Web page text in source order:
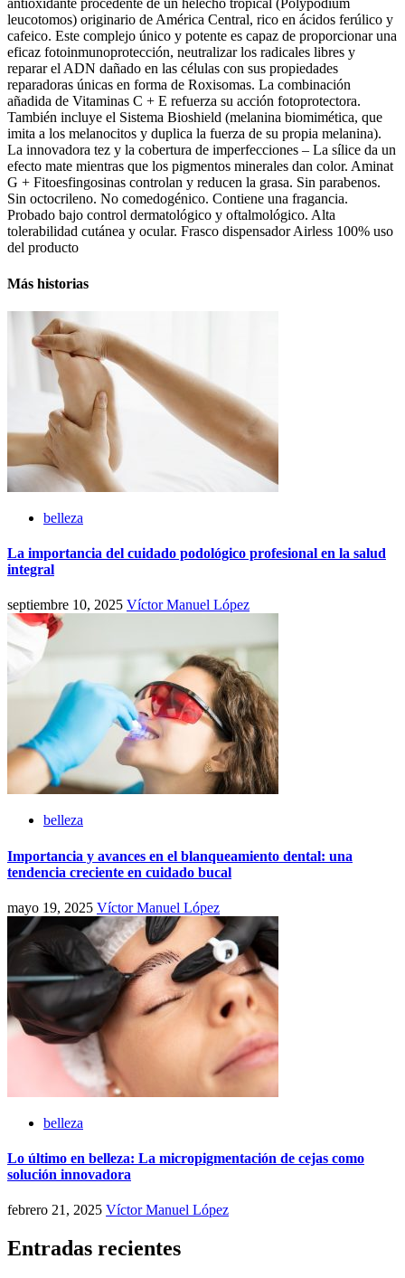
antioxidante procedente de un helecho tropical (Polypodium
leucotomos) originario de América Central, rico en ácidos ferúlico y
cafeico. Este complejo único y potente es capaz de proporcionar una
eficaz fotoinmunoprotección, neutralizar los radicales libres y
reparar el ADN dañado en las células con sus propiedades
reparadoras únicas en forma de Roxisomas. La combinación
añadida de Vitaminas C + E refuerza su acción fotoprotectora.
También incluye el Sistema Bioshield (melanina biomimética, que
imita a los melanocitos y duplica la fuerza de su propia melanina).
La innovadora tez y la cobertura de imperfecciones – La sílice da un
efecto mate mientras que los pigmentos minerales dan color. Aminat
G + Fitoesfingosinas controlan y reducen la grasa. Sin parabenos.
Sin octocrileno. No comedogénico. Contiene una fragancia.
Probado bajo control dermatológico y oftalmológico. Alta
tolerabilidad cutánea y ocular. Frasco dispensador Airless 100% uso
del producto
Más historias
belleza
La importancia del cuidado podológico profesional en la salud
integral
septiembre 10, 2025 Víctor Manuel López
belleza
Importancia y avances en el blanqueamiento dental: una
tendencia creciente en cuidado bucal
mayo 19, 2025 Víctor Manuel López
belleza
Lo último en belleza: La micropigmentación de cejas como
solución innovadora
febrero 21, 2025 Víctor Manuel López
Entradas recientes